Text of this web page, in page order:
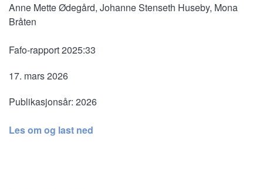
Anne Mette Ødegård, Johanne Stenseth Huseby, Mona
Bråten
Fafo-rapport 2025:33
17. mars 2026
Publikasjonsår: 2026
Les om og last ned